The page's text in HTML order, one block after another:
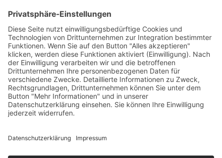
Astrid Lehmann
Nur ein kurzer Sommer
12. Februar 2025
sofort lieferbar
288 Seiten, 12,5 x 20,5 cm
Print 16,– € / E-Book 11,99 €